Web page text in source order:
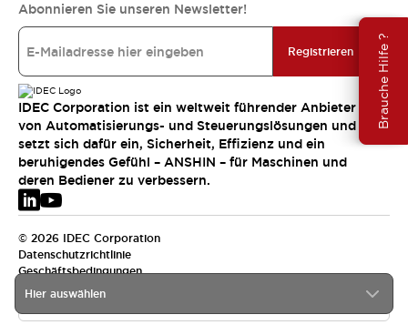
Brauche Hilfe ?
Hier auswählen
Abonnieren Sie unseren Newsletter!
Registrieren
IDEC Corporation ist ein weltweit führender Anbieter
von Automatisierungs- und Steuerungslösungen und
setzt sich dafür ein, Sicherheit, Effizienz und ein
beruhigendes Gefühl – ANSHIN – für Maschinen und
deren Bediener zu verbessern.
© 2026 IDEC Corporation
Datenschutzrichtlinie
Geschäftsbedingungen
EMEA